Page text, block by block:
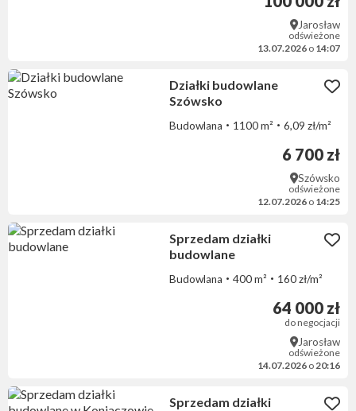
Jarosław
odświeżone
13.07.2026 o 14:07
Działki budowlane
Szówsko
Budowlana 1100 m² 6,09 zł/m²
6 700 zł
Szówsko
odświeżone
12.07.2026 o 14:25
Sprzedam działki
budowlane
Budowlana 400 m² 160 zł/m²
64 000 zł
do negocjacji
Jarosław
odświeżone
14.07.2026 o20:16
Sprzedam działki